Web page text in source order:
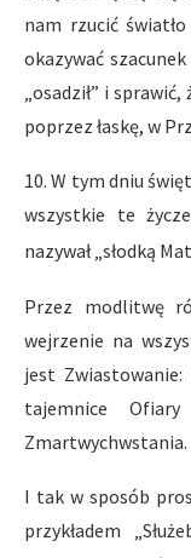
nam rzucić
okazywać
„osadził” i
poprzez łaskę, w
10. W tym dniu
wszystkie te
nazywał „słodką
Przez modlitwę
wejrzenie na
jest
tajemnice
Zmartwychwstania.
I tak w sposób
przykładem